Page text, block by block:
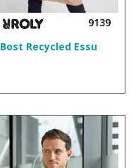
9139
Bost Recycled Essu